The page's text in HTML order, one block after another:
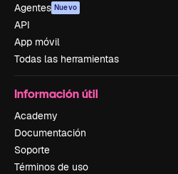
Agentes Nuevo
API
App móvil
Todas las herramientas
Información útil
Academy
Documentación
Soporte
Términos de uso